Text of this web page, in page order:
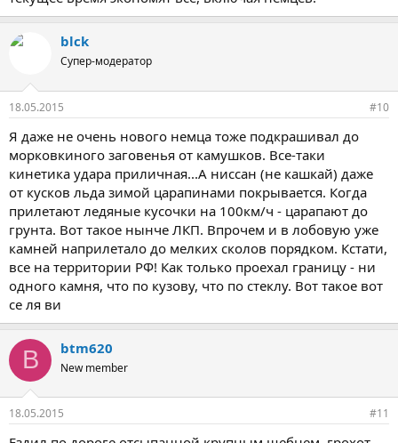
blck
Супер-модератор
18.05.2015 #10
Я даже не очень нового немца тоже подкрашивал до
морковкиного заговенья от камушков. Все-таки
кинетика удара приличная...А ниссан (не кашкай) даже
от кусков льда зимой царапинами покрывается. Когда
прилетают ледяные кусочки на 100км/ч - царапают до
грунта. Вот такое нынче ЛКП. Впрочем и в лобовую уже
камней наприлетало до мелких сколов порядком. Кстати,
все на территории РФ! Как только проехал границу - ни
одного камня, что по кузову, что по стеклу. Вот такое вот
се ля ви
B btm620
New member
18.05.2015 #11